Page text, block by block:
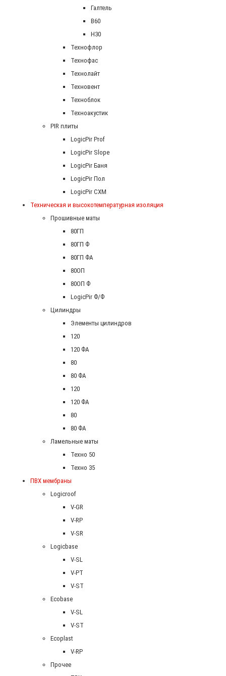
Галтель
В60
Н30
Технофлор
Технофас
Технолайт
Техновент
Техноблок
Техноакустик
PIR плиты
LogicPir Prof
LogicPir Slope
LogicPir Баня
LogicPir Пол
LogicPir СХМ
Техническая и высокотемпературная изоляция
Прошивные маты
80ГП
80ГП Ф
80ГП ФА
80ОП
80ОП Ф
LogicPir Ф/Ф
Цилиндры
Элементы цилиндров
120
120 ФА
80
80 ФА
120
120 ФА
80
80 ФА
Ламельные маты
Техно 50
Техно 35
ПВХ мембраны
Logicroof
V-GR
V-RP
V-SR
Logicbase
V-SL
V-PT
V-ST
Ecobase
V-SL
V-ST
Ecoplast
V-RP
Прочее